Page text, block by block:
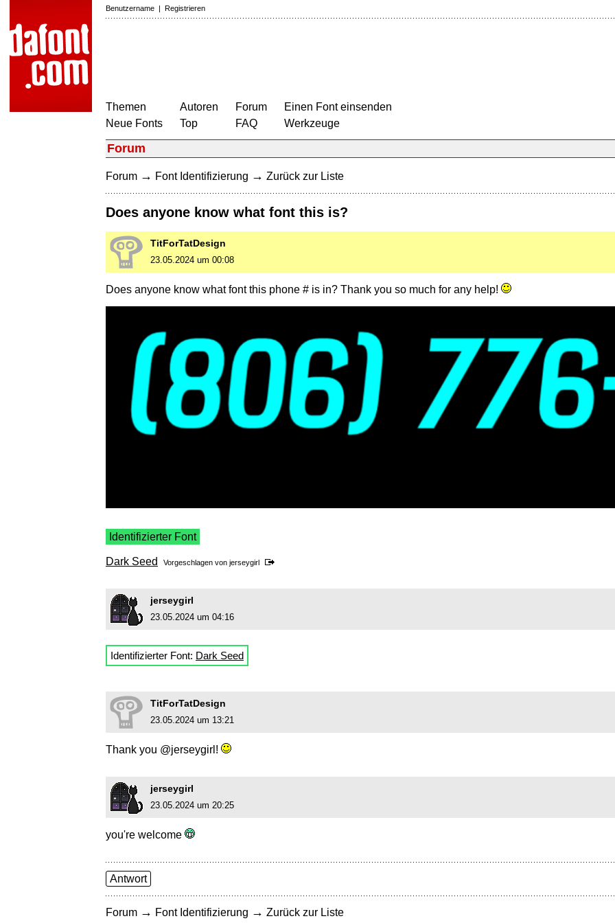
Benutzername | Registrieren
Themen
Neue Fonts
Autoren
Top
Forum
FAQ
Einen Font einsenden
Werkzeuge
Forum
Forum → Font Identifizierung → Zurück zur Liste
Does anyone know what font this is?
TitForTatDesign
23.05.2024 um 00:08
Does anyone know what font this phone # is in? Thank you so much for any help!
Identifizierter Font
Dark Seed Vorgeschlagen von jerseygirl
jerseygirl
23.05.2024 um 04:16
Identifizierter Font: Dark Seed
TitForTatDesign
23.05.2024 um 13:21
Thank you @jerseygirl!
jerseygirl
23.05.2024 um 20:25
you're welcome
Antwort
Forum → Font Identifizierung → Zurück zur Liste